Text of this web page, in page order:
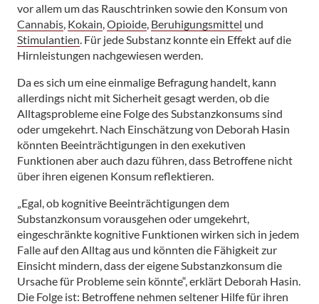
vor allem um das Rauschtrinken sowie den Konsum von
Cannabis Kokain Opioide Beruhigungsmittel und
Stimulantien . Für jede Substanz konnte ein Effekt auf die
Hirnleistungen nachgewiesen werden.
Da es sich um eine einmalige Befragung handelt, kann
allerdings nicht mit Sicherheit gesagt werden, ob die
Alltagsprobleme eine Folge des Substanzkonsums sind
oder umgekehrt. Nach Einschätzung von Deborah Hasin
könnten Beeinträchtigungen in den exekutiven
Funktionen aber auch dazu führen, dass Betroffene nicht
über ihren eigenen Konsum reflektieren.
„Egal, ob kognitive Beeinträchtigungen dem
Substanzkonsum vorausgehen oder umgekehrt,
eingeschränkte kognitive Funktionen wirken sich in jedem
Falle auf den Alltag aus und könnten die Fähigkeit zur
Einsicht mindern, dass der eigene Substanzkonsum die
Ursache für Probleme sein könnte“, erklärt Deborah Hasin.
Die Folge ist: Betroffene nehmen seltener Hilfe für ihren